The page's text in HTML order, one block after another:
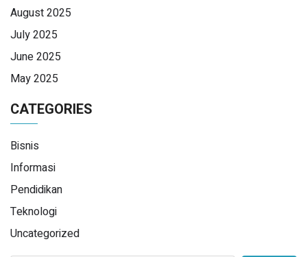
August 2025
July 2025
June 2025
May 2025
CATEGORIES
Bisnis
Informasi
Pendidikan
Teknologi
Uncategorized